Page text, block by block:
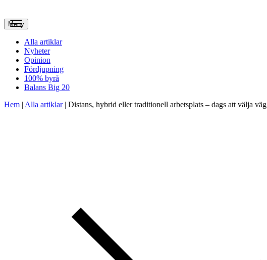
Meny
Alla artiklar
Nyheter
Opinion
Fördjupning
100% byrå
Balans Big 20
Hem | Alla artiklar| Distans, hybrid eller traditionell arbetsplats – dags att välja väg